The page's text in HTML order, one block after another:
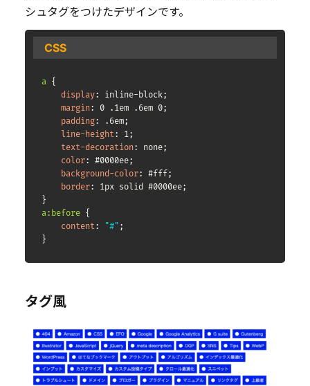
シュタグをつけたデザインです。
CSS
a {
display: inline-block;
margin: 0 .1em .6em 0;
padding: .6em;
line-height: 1;
text-decoration: none;
color: #0000ee;
background-color: #fff;
border: 1px solid #0000ee;
}
a:before {
content: "#" ;
}
タグ風